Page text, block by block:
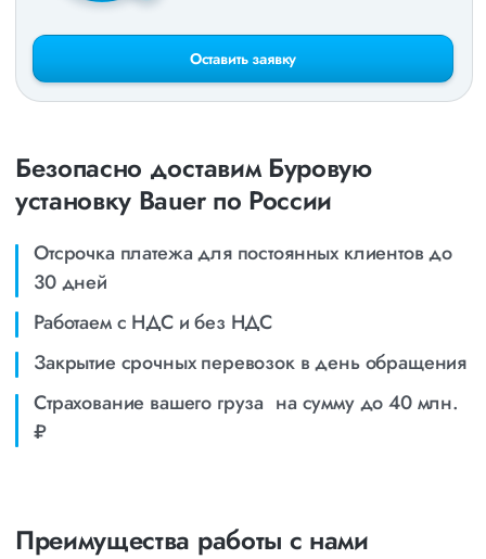
Оставить заявку
Безопасно доставим Буровую
установку Bauer по России
Отсрочка платежа для постоянных клиентов до
30 дней
Работаем с НДС и без НДС
Закрытие срочных перевозок в день обращения
Страхование вашего груза на сумму до 40 млн.
₽
Преимущества работы с нами